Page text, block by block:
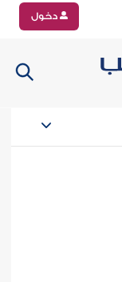
دخول